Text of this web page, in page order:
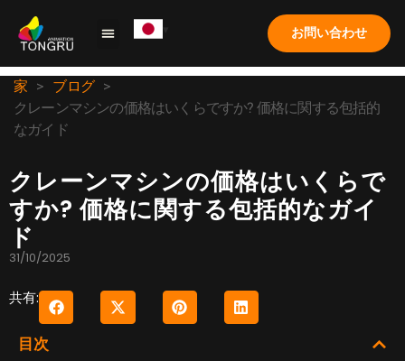
お問い合わせ
家 > ブログ >
クレーンマシンの価格はいくらですか? 価格に関する包括的
なガイド
クレーンマシンの価格はいくらで
すか? 価格に関する包括的なガイ
ド
31/10/2025
共有:
目次